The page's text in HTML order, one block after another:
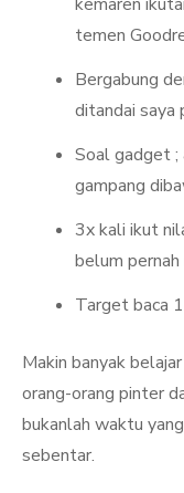
temen
Bergabung
ditandai saya
Soal gadget ;
gampang
3x kali ikut
belum
Target baca
Makin banyak
orang-orang pinter
bukanlah waktu
sebentar.